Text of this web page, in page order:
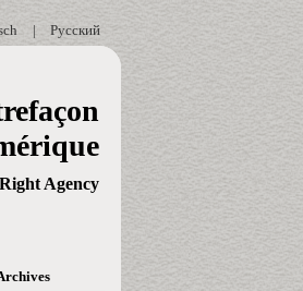
Русский
|
Agency